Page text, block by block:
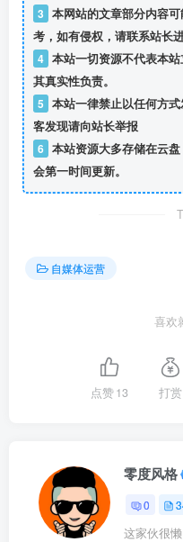
3 本网站的文章部分内容
考，如有侵权，请联系站长
4 本站一切资源不代表本
其真实性负责。
5 本站一律禁止以任何方
客发现请向站长举报
6 本站资源大多存储在云
会第一时间更新。
自媒体运营
喜欢
点赞13 打赏
零度风格
0
这家伙很